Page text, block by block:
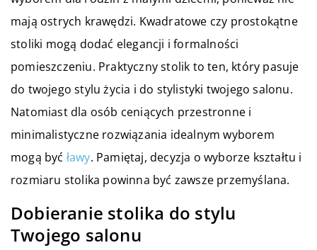
mają ostrych krawędzi. Kwadratowe czy prostokątne
stoliki mogą dodać elegancji i formalności
pomieszczeniu. Praktyczny stolik to ten, który pasuje
do twojego stylu życia i do stylistyki twojego salonu.
Natomiast dla osób ceniących przestronne i
minimalistyczne rozwiązania idealnym wyborem
mogą być ławy. Pamiętaj, decyzja o wyborze kształtu i
rozmiaru stolika powinna być zawsze przemyślana.
Dobieranie stolika do stylu
Twojego salonu